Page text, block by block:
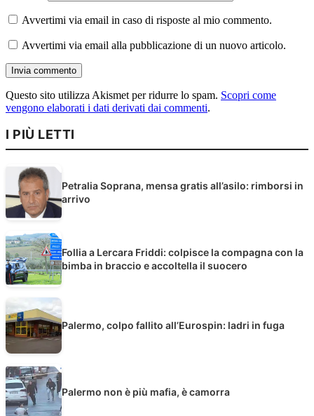
Avvertimi via email in caso di risposte al mio commento.
Avvertimi via email alla pubblicazione di un nuovo articolo.
Questo sito utilizza Akismet per ridurre lo spam. Scopri come
vengono elaborati i dati derivati dai commenti.
I PIÙ LETTI
Petralia Soprana, mensa gratis all’asilo: rimborsi in
arrivo
Follia a Lercara Friddi: colpisce la compagna con la
bimba in braccio e accoltella il suocero
Palermo, colpo fallito all’Eurospin: ladri in fuga
Palermo non è più mafia, è camorra